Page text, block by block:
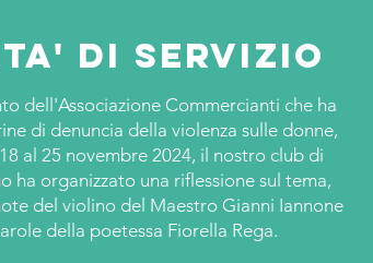
di servizio
dell'Associazione Commercianti che ha
di denuncia della violenza sulle donne,
al 25 novembre 2024, il nostro club di
ha organizzato una riflessione sul tema,
del violino del Maestro Gianni Iannone
della poetessa Fiorella Rega.